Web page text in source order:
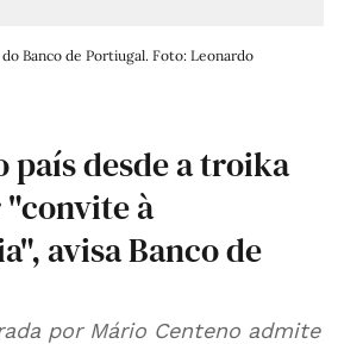
Banco de Portiugal. Foto: Leonardo
país desde a troika
"convite à
avisa Banco de
por Mário Centeno admite